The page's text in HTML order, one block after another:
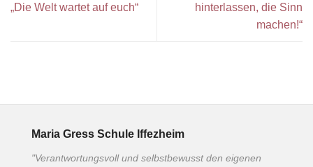
„Die Welt wartet auf euch“
hinterlassen, die Sinn
machen!“
Maria Gress Schule Iffezheim
"Verantwortungsvoll und selbstbewusst den eigenen